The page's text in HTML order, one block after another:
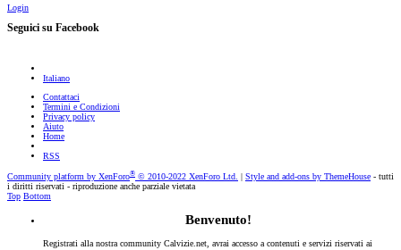
Login
Seguici su Facebook
Italiano
Contattaci
Termini e Condizioni
Privacy policy
Aiuto
Home
RSS
Community platform by XenForo® © 2010-2022 XenForo Ltd. Style and add-ons by ThemeHouse - tutti
i diritti riservati - riproduzione anche parziale vietata
Top Bottom
Benvenuto!
Registrati alla nostra community Calvizie.net, avrai accesso a contenuti e servizi riservati ai